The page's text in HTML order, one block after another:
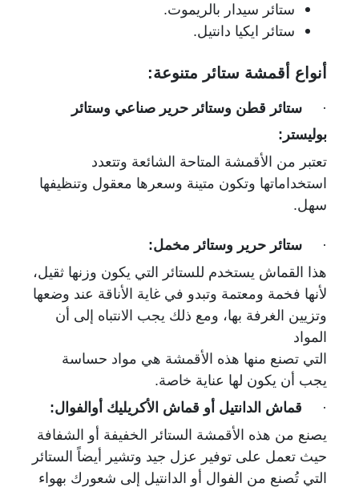
ستائر سيدار بالريموت.
ستائر ايكيا دانتيل.
أنواع أقمشة ستائر متنوعة:
· ستائر قطن وستائر حرير صناعي وستائر
بوليستر:
تعتبر من الأقمشة المتاحة الشائعة وتتعدد
استخداماتها وتكون متينة وسعرها معقول وتنظيفها
سهل.
· ستائر حرير وستائر مخمل:
هذا القماش يستخدم للستائر التي يكون وزنها ثقيل،
لأنها فخمة ومعتمة وتبدو في غاية الأناقة عند وضعها
وتزيين الغرفة بها، ومع ذلك يجب الانتباه إلى أن
المواد
التي تصنع منها هذه الأقمشة هي مواد حساسة
يجب أن يكون لها عناية خاصة.
· قماش الدانتيل أو قماش الأكريليك أوالفوال:
يصنع من هذه الأقمشة الستائر الخفيفة أو الشفافة
حيث تعمل على توفير عزل جيد وتشير أيضاً الستائر
التي تُصنع من الفوال أو الدانتيل إلى شعورك بهواء